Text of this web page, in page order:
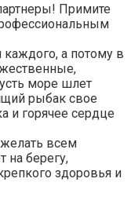
Примите
а потому в
море шлет
рыбак свое
и горячее сердце
всем
на берегу,
здоровья и